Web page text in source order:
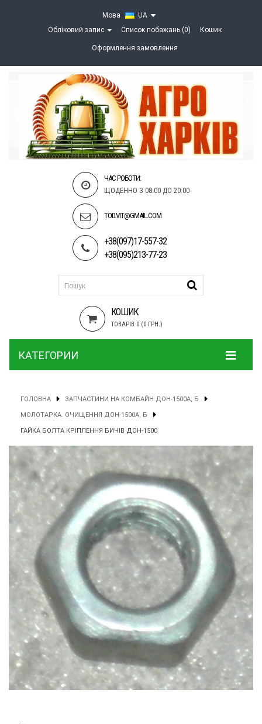
Мова
UA
Обліковий запис
Список побажань (0) Кошик
Оформлення замовлення
ЧАС РОБОТИ:
ЩОДЕННО З 08:00 ДО 20:00
TOD.VIT@GMAIL.COM
+38(097)17-557-32
+38(095)213-77-23
КОШИК
ТОВАРІВ 0 (0 ГРН.)
КАТЕГОРИИ
ГОЛОВНА ЗАПЧАСТИНИ НА КОМБАЙН ДОН-1500А, Б
МОЛОТАРКА. ОЧИЩЕННЯ ДОН-1500А, Б
ГАЙКА БОЛТА КРІПЛЕННЯ БИЧІВ ДОН-1500